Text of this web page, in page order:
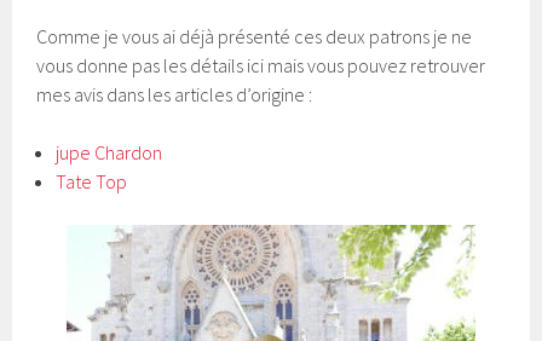
Comme je vous ai déjà présenté ces deux patrons je ne
vous donne pas les détails ici mais vous pouvez retrouver
mes avis dans les articles d’origine :
jupe Chardon
Tate Top